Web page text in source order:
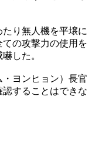
り無人機を平壌に
の攻撃力の使用を
した。
ヨンヒョン）長官
することはできな